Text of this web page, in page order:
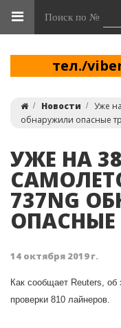
Поиск по №
тел./
Новости
Уже
обнаружили опасные
УЖЕ НА
737NG
14 октября 2019 г.
Как сообщает Reuters, об
проверки 810 лайнеров.